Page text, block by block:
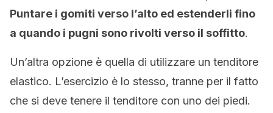
Puntare i gomiti verso l’alto ed estenderli fino
a quando i pugni sono rivolti verso il soffitto.
Un’altra opzione è quella di utilizzare un tenditore
elastico. L’esercizio è lo stesso, tranne per il fatto
che si deve tenere il tenditore con uno dei piedi.